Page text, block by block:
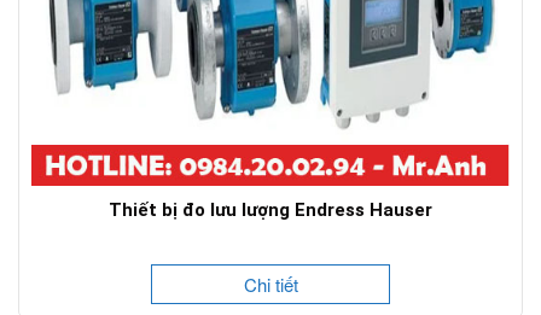
Thiết bị đo lưu lượng Endress Hauser
Chi tiết